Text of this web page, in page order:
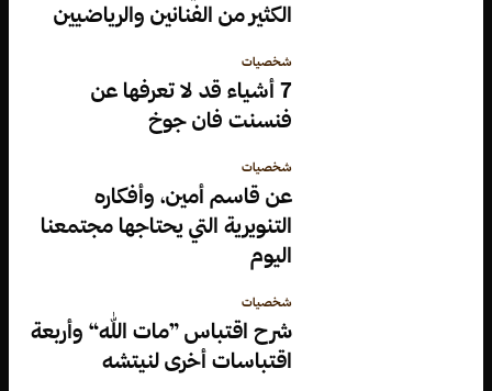
الكثير من الفنانين والرياضيين
شخصيات
7 أشياء قد لا تعرفها عن
فنسنت فان جوخ
شخصيات
عن قاسم أمين، وأفكاره
التنويرية التي يحتاجها مجتمعنا
اليوم
شخصيات
شرح اقتباس ”مات الله“ وأربعة
اقتباسات أخرى لنيتشه